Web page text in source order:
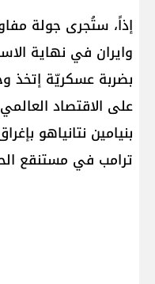
إذاً، ستُجرى جولة
وايران في نهاية
بضربة عسكريّة إتخذ
على الاقتصاد
بنيامين نتانياهو
ترامب في مستنقع